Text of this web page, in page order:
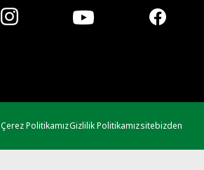
Çerez PolitikamızGizlilik Politikamızsitebizden